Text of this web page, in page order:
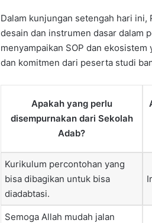
Dalam kunjungan setengah hari ini,
desain dan instrumen dasar dalam
menyampaikan SOP dan
dan komitmen dari peserta studi
Apakah yang perlu
disempurnakan dari Sekolah
Adab?
Kurikulum percontohan yang
bisa dibagikan untuk bisa
diadabtasi.
Semoga Allah mudah jalan